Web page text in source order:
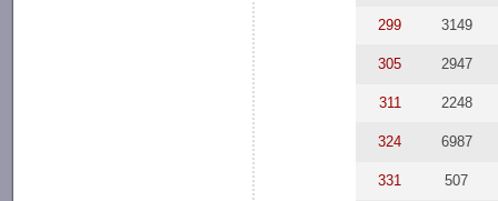
299 3149
305 2947
311 2248
324 6987
331 507